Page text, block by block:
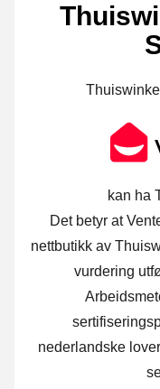
kan ha
Det betyr at
nettbutikk av
vurdering
nederlandske